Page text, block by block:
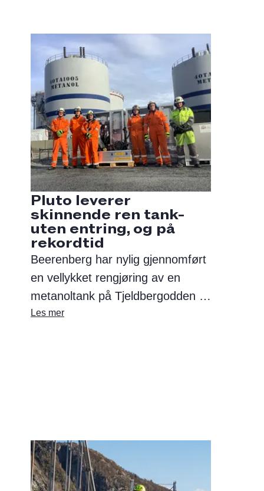
Pluto leverer
skinnende ren tank-
uten entring, og på
rekordtid
Beerenberg har nylig gjennomført
en vellykket rengjøring av en
metanoltank på Tjeldbergodden –
helt uten behov for personell inne i
Les mer